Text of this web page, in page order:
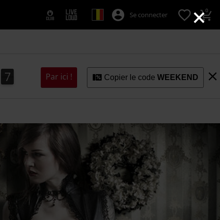
×
Se connecter 0
6
7
6 Par ici ! Copier le codeWEEKEND